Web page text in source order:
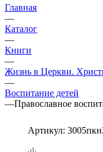
Главная
—
Каталог
—
Книги
—
Жизнь в Церкви.
—
Воспитание детей
—Православное
Артикул: